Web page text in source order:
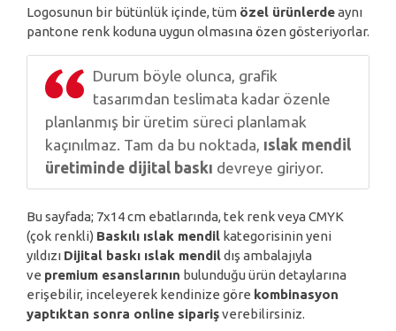
Logosunun bir bütünlük içinde, tüm özel ürünlerdeaynı
pantone renk koduna uygun olmasına özen gösteriyorlar.
Durum böyle olunca, grafik
tasarımdan teslimata kadar özenle
planlanmış bir üretim süreci planlamak
kaçınılmaz. Tam da bu noktada, ıslak mendil
üretiminde dijital baskı devreye giriyor.
Bu sayfada; 7x14 cm ebatlarında, tek renk veya CMYK
(çok renkli) Baskılı ıslak mendil kategorisinin yeni
yıldızı Dijital baskı ıslak mendildış ambalajıyla
ve premium esanslarının bulunduğu ürün detaylarına
erişebilir, inceleyerek kendinize göre kombinasyon
yaptıktan sonra online siparişverebilirsiniz.